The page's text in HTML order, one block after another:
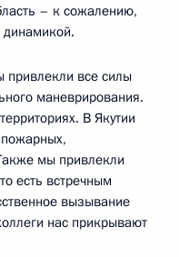
– к сожалению,
динамикой.
привлекли все силы
маневрирования.
В Якутии
мы привлекли
есть встречным
вызывание
нас прикрывают